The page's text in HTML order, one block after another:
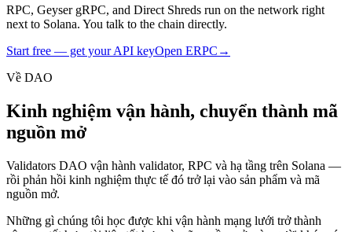
RPC, Geyser gRPC, and Direct Shreds run on the network right
next to Solana. You talk to the chain directly.
Start free — get your API keyOpen ERPC →
Về DAO
Kinh nghiệm vận hành, chuyển thành mã
nguồn mở
Validators DAO vận hành validator, RPC và hạ tầng trên Solana —
rồi phản hồi kinh nghiệm thực tế đó trở lại vào sản phẩm và mã
nguồn mở.
Những gì chúng tôi học được khi vận hành mạng lưới trở thành